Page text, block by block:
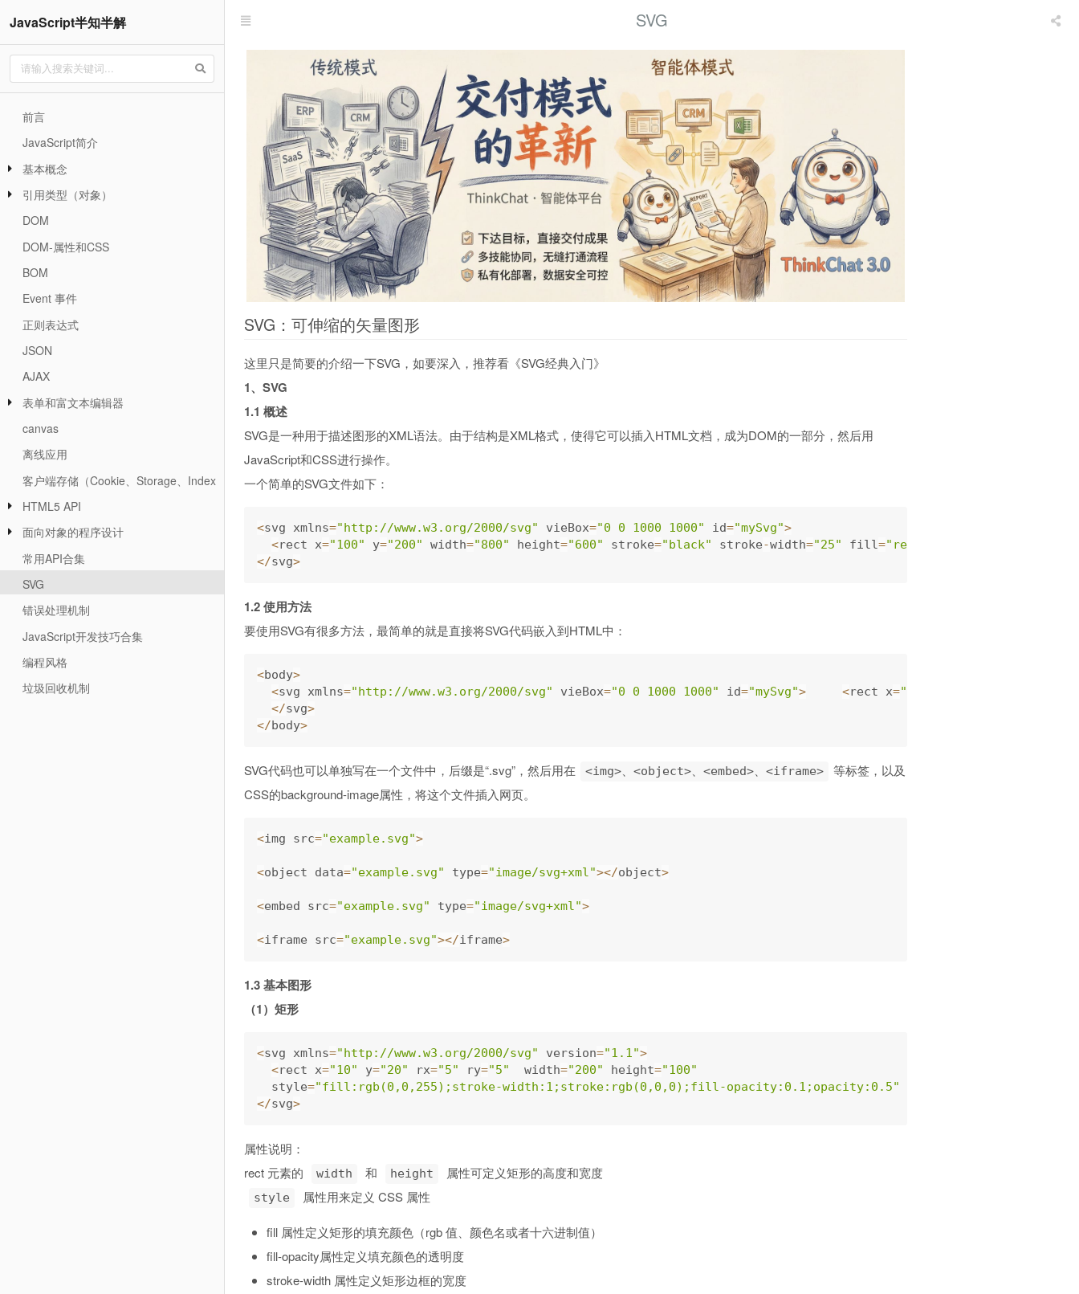
JavaScript半知半解
前言
JavaScript简介
基本概念
引用类型（对象）
DOM
DOM-属性和CSS
BOM
Event 事件
正则表达式
JSON
AJAX
表单和富文本编辑器
canvas
离线应用
客户端存储（Cookie、Storage、IndexedDB）
HTML5 API
面向对象的程序设计
常用API合集
SVG
错误处理机制
JavaScript开发技巧合集
编程风格
垃圾回收机制
SVG
SVG：可伸缩的矢量图形
这里只是简要的介绍一下SVG，如要深入，推荐看《SVG经典入门》
1、SVG
1.1 概述
SVG是一种用于描述图形的XML语法。由于结构是XML格式，使得它可以插入HTML文档，成为DOM的一部分，然后用
JavaScript和CSS进行操作。
一个简单的SVG文件如下：
<svg xmlns="http://www.w3.org/2000/svg" vieBox="0 0 1000 1000" id="mySvg">
<rect x="100" y="200" width="800" height="600" stroke="black" stroke-width="25" fill="red"
</svg>
1.2 使用方法
要使用SVG有很多方法，最简单的就是直接将SVG代码嵌入到HTML中：
<body>
<svg xmlns="http://www.w3.org/2000/svg" vieBox="0 0 1000 1000" id="mySvg"> <rect x="100"
</svg>
</body>
SVG代码也可以单独写在一个文件中，后缀是“.svg”，然后用在 <img>、<object>、<embed>、<iframe>
等标签，以及
CSS的background-image属性，将这个文件插入网页。
<img src="example.svg">
<object data="example.svg" type="image/svg+xml"></object>
<embed src="example.svg" type="image/svg+xml">
<iframe src="example.svg"></iframe>
1.3 基本图形
（1）矩形
<svg xmlns="http://www.w3.org/2000/svg" version="1.1">
<rect x="10" y="20" rx="5" ry="5"
  width
="200" height="100"
  style
="fill:rgb(0,0,255);stroke-width:1;stroke:rgb(0,0,0);fill-opacity:0.1;opacity:0.5"
</svg>
属性说明：
rect 元素的
width 和 height 属性可定义矩形的高度和宽度
style 属性用来定义 CSS 属性
fill 属性定义矩形的填充颜色（rgb 值、颜色名或者十六进制值）
fill-opacity属性定义填充颜色的透明度
stroke-width 属性定义矩形边框的宽度